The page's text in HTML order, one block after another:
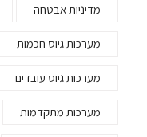
מדיניות אבטחה
מערכות גיוס חכמות
מערכות גיוס עובדים
מערכות מתקדמות